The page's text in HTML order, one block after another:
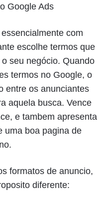
Google Ads
com
escolhe termos que
seu negócio. Quando
termos no Google, o
entre os anunciantes
aquela busca. Vence
e tambem apresenta
uma boa pagina de
formatos de anuncio,
diferente: